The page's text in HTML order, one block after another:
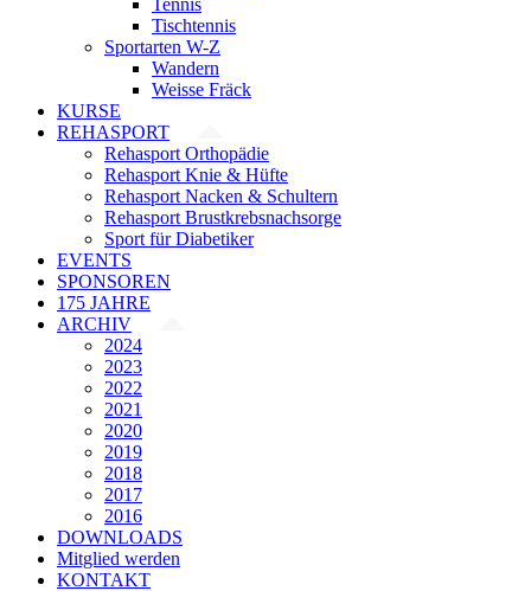
Tennis
Tischtennis
Sportarten W-Z
Wandern
Weisse Fräck
KURSE
REHASPORT
Rehasport Orthopädie
Rehasport Knie & Hüfte
Rehasport Nacken & Schultern
Rehasport Brustkrebsnachsorge
Sport für Diabetiker
EVENTS
SPONSOREN
175 JAHRE
ARCHIV
2024
2023
2022
2021
2020
2019
2018
2017
2016
DOWNLOADS
Mitglied werden
KONTAKT